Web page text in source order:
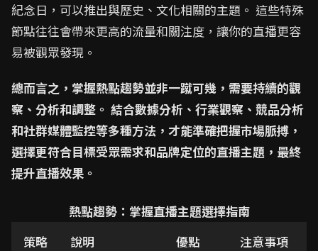
紀念日，可以推出與歷史、文化相關的主題。 這些特殊
節點往往會帶來更高的流量和關注度，讓你的直播更容
易被觀眾發現。
總而言之，掌握熱點趨勢並非一蹴可幾，需要持續的觀
察、分析和調整。 結合數據分析、行業觀察、競品分析
和社群媒體監控等多種方法，才能準確把握市場脈搏，
選擇更符合目標受眾需求和品牌定位的直播主題，最終
提升直播效果。
熱點趨勢：掌握直播主題選擇指南
策略
說明 優點 注意事項